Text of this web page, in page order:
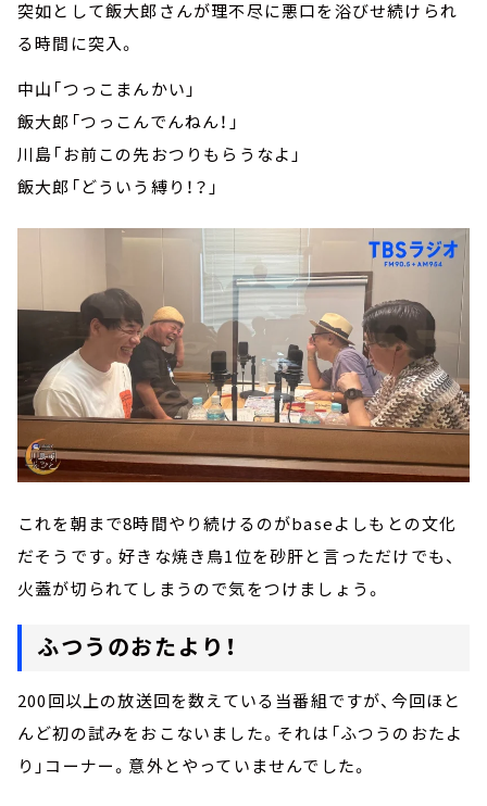
突如として飯大郎さんが理不尽に悪口を浴びせ続けられ
る時間に突入。
中山「つっこまんかい」
飯大郎「つっこんでんねん！」
川島「お前この先おつりもらうなよ」
飯大郎「どういう縛り！？」
これを朝まで8時間やり続けるのがbaseよしもとの文化
だそうです。好きな焼き鳥1位を砂肝と言っただけでも、
火蓋が切られてしまうので気をつけましょう。
ふつうのおたより！
200回以上の放送回を数えている当番組ですが、今回ほと
んど初の試みをおこないました。それは「ふつうのおたよ
り」コーナー。意外とやっていませんでした。